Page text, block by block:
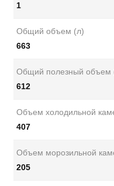
1
Общий объем (л)
663
Общий полезный объем
612
Объем холодильной
407
Объем морозильной
205